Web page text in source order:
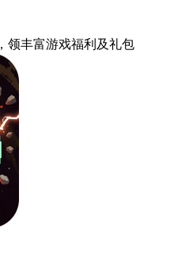
，领丰富游戏福利 及礼包